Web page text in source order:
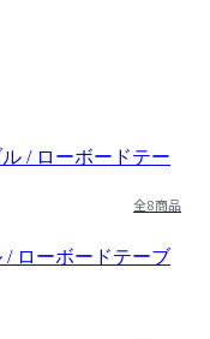
全8商品
ローボードテーブ